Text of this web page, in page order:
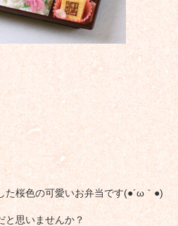
た桜色の可愛いお弁当です(●´ω｀●)
と思いませんか？